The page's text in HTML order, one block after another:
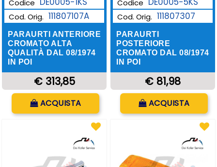
Codice
Cod. Orig. 111807107A
PARAURTI ANTERIORE
CROMATO ALTA
QUALITÀ DAL 08/1974
IN POI
€ 313,85
ACQUISTA
Codice
Cod. Orig. 111807307
PARAURTI
POSTERIORE
CROMATO DAL 08/1974
IN POI
€ 81,98
ACQUISTA